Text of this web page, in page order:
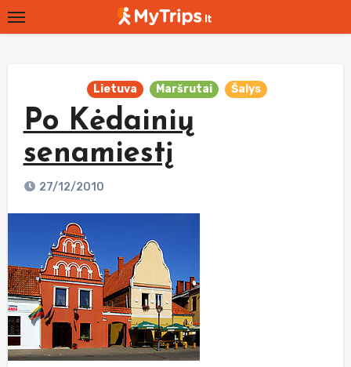
Skip
to
Lietuva Maršrutai Šalys
Po Kėdainių
senamiestį
27/12/2010